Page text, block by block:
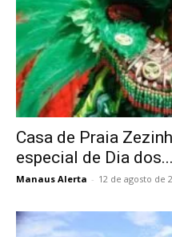
Casa de Praia
especial de Dia dos...
Manaus Alerta - 12 de agosto de